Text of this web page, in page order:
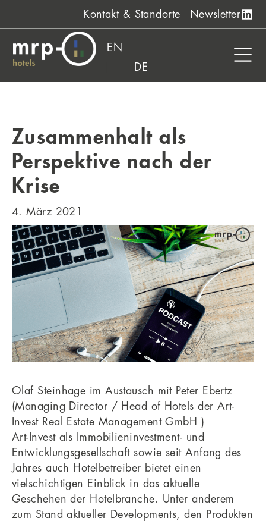
Kontakt & Standorte Newsletter
EN
DE
Zusammenhalt als
Perspektive nach der
Krise
4. März 2021
Olaf Steinhage im Austausch mit Peter Ebertz
(Managing Director / Head of Hotels der Art-
Invest Real Estate Management GmbH )
Art-Invest als Immobilieninvestment- und
Entwicklungsgesellschaft sowie seit Anfang des
Jahres auch Hotelbetreiber bietet einen
vielschichtigen Einblick in das aktuelle
Geschehen der Hotelbranche. Unter anderem
zum Stand aktueller Developments, den Produkten